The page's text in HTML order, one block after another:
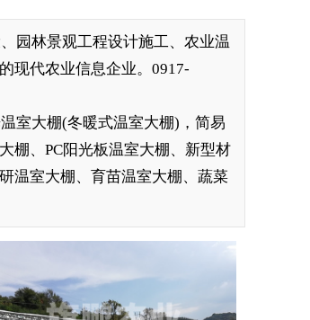
园林景观工程设计施工、农业温
现代农业信息企业。0917-
室大棚(冬暖式温室大棚)，简易
棚、PC阳光板温室大棚、新型材
温室大棚、育苗温室大棚、蔬菜